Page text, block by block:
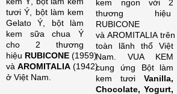
tươi Ý, bột làm kem
Gelato Ý, bột làm
kem sữa chua Ý
cho 2 thương
hiệu RUBICONE (1959)
và AROMITALIA (1942)
ở Việt Nam.
kem ngon với 2
thương hiệu
RUBICONE
và AROMITALIA trên
toàn lãnh thổ Việt
Nam. VUA KEM
cung ứng Bột làm
kem tươiVanilla,
Chocolate, Yogurt,